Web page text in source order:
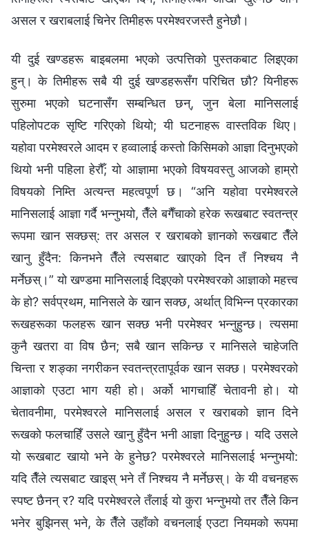
असल र खराबलाई चिनेर तिमीहरू परमेश्‍वरजस्तै हुनेछौ।
यी दुई खण्डहरू बाइबलमा भएको उत्पत्तिको पुस्तकबाट लिइएका
हुन्। के तिमीहरू सबै यी दुई खण्डहरूसँग परिचित छौ? यिनीहरू
सुरुमा भएको घटनासँग सम्बन्धित छन्, जुन बेला मानिसलाई
पहिलोपटक सृष्‍टि गरिएको थियो; यी घटनाहरू वास्तविक थिए।
यहोवा परमेश्‍वरले आदम र हव्वालाई कस्तो किसिमको आज्ञा दिनुभएको
थियो भनी पहिला हेरौँ; यो आज्ञामा भएको विषयवस्तु आजको हाम्रो
विषयको निम्ति अत्यन्त महत्वपूर्ण छ। “अनि यहोवा परमेश्‍वरले
मानिसलाई आज्ञा गर्दै भन्‍नुभयो, तैँले बगैँचाको हरेक रूखबाट स्वतन्त्र
रूपमा खान सक्छस्: तर असल र खराबको ज्ञानको रूखबाट तैँले
खानु हुँदैन: किनभने तैँले त्यसबाट खाएको दिन तँ निश्‍चय नै
मर्नेछस्।” यो खण्डमा मानिसलाई दिइएको परमेश्‍वरको आज्ञाको महत्त्व
के हो? सर्वप्रथम, मानिसले के खान सक्छ, अर्थात् विभिन्‍न प्रकारका
रूखहरूका फलहरू खान सक्छ भनी परमेश्‍वर भन्‍नुहुन्छ। त्यसमा
कुनै खतरा वा विष छैन; सबै खान सकिन्छ र मानिसले चाहेजति
चिन्ता र शङ्‍का नगरीकन स्वतन्‍त्रतापूर्वक खान सक्छ। परमेश्‍वरको
आज्ञाको एउटा भाग यही हो। अर्को भागचाहिँ चेतावनी हो। यो
चेतावनीमा, परमेश्‍वरले मानिसलाई असल र खराबको ज्ञान दिने
रूखको फलचाहिँ उसले खानु हुँदैन भनी आज्ञा दिनुहुन्छ। यदि उसले
यो रूखबाट खायो भने के हुनेछ? परमेश्‍वरले मानिसलाई भन्‍नुभयो:
यदि तैँले त्यसबाट खाइस् भने तँ निश्‍चय नै मर्नेछस्। के यी वचनहरू
स्पष्‍ट छैनन् र? यदि परमेश्‍वरले तँलाई यो कुरा भन्‍नुभयो तर तैँले किन
भनेर बुझिनस् भने, के तैँले उहाँको वचनलाई एउटा नियमको रूपमा